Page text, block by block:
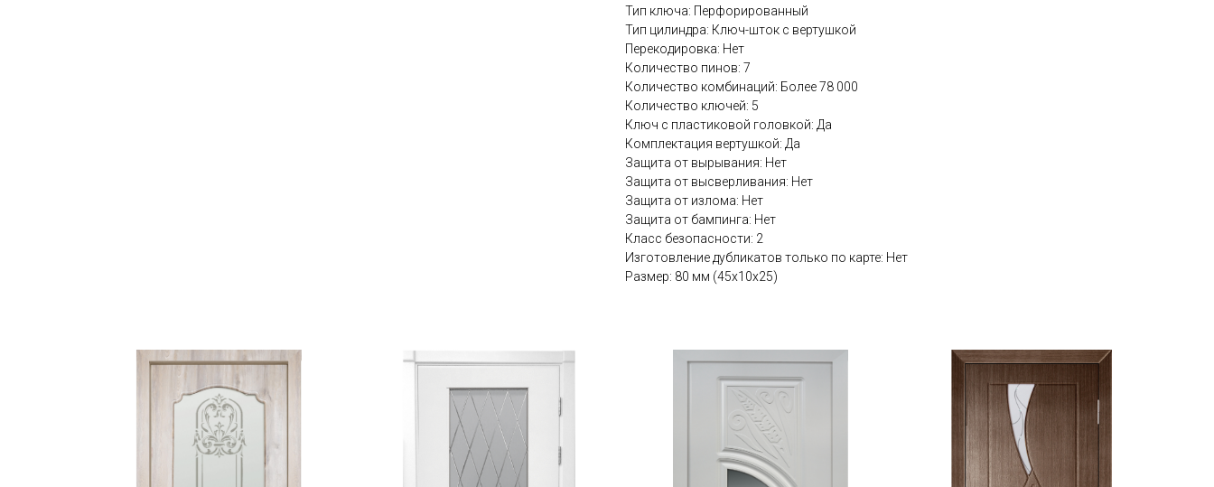
Тип ключа: Перфорированный
Тип цилиндра: Ключ-шток с вертушкой
Перекодировка: Нет
Количество пинов: 7
Количество комбинаций: Более 78 000
Количество ключей: 5
Ключ с пластиковой головкой: Да
Комплектация вертушкой: Да
Защита от вырывания: Нет
Защита от высверливания: Нет
Защита от излома: Нет
Защита от бампинга: Нет
Класс безопасности: 2
Изготовление дубликатов только по карте: Нет
Размер: 80 мм (45x10x25)